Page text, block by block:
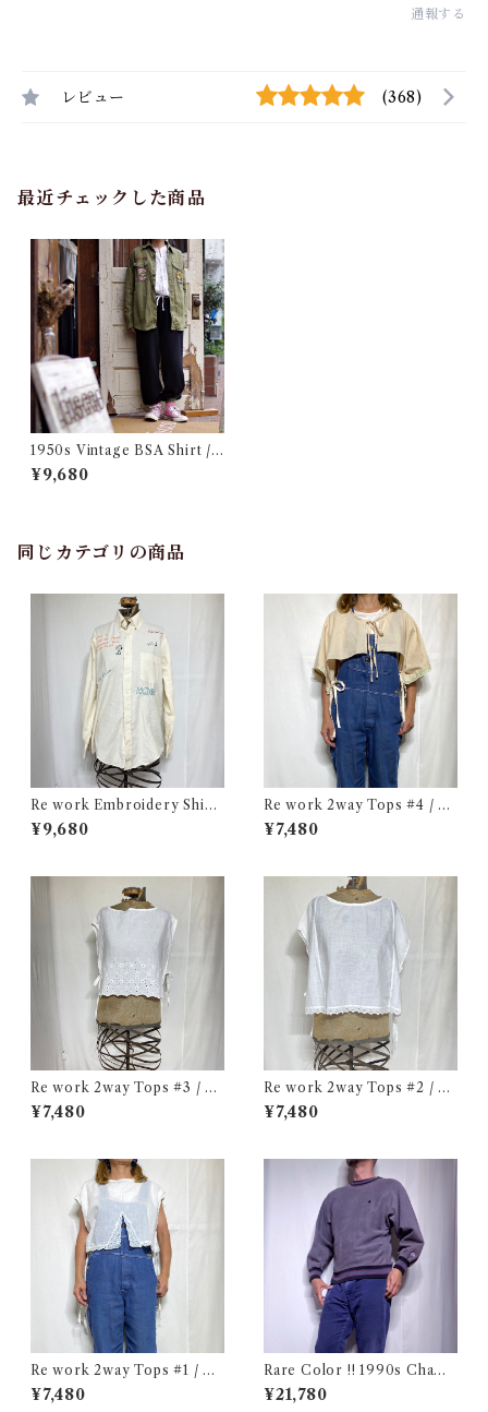
通報する
レビュー (368)
最近チェックした商品
1950s Vintage BSA Shirt /
Boy Scout America / 50年
代 ヴィンテージ ボーイスカウ
¥9,680
同じカテゴリの商品
Re work Embroidery Shirt
/ リワーク ハンド刺繍入り シ
ャツ 古着
¥9,680
Re work 2way Tops #4 / リ
ワーク 2way トップス 古着
¥7,480
Re work 2way Tops #3 / リ
ワーク 2way トップス 古着
¥7,480
Re work 2way Tops #2 / リ
ワーク 2way トップス 古着
¥7,480
Re work 2way Tops #1 / リ
ワーク 2way トップス 古着
¥7,480
Rare Color !! 1990s Champ
ion Reverse Weave Charco
al Gray Size M / チャンピオ
¥21,780